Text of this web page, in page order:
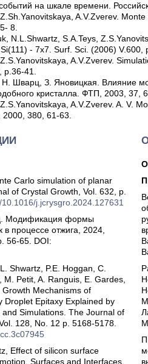
на шкале времени.
A.V.Zverev.
8.
N.L.Shwartz, S.A.Teys,
- 7x7. Surf. Sci. (2006) V.600,
A.V.Zverev.
41.
Шварц, З. Яновицкая. Влияние
кристалла. ФТП, 2003, 37,
A.V.Zverev. A. V.
380, 61-63.
Carlo simulation of planar
of Crystal Growth, Vol. 632, p.
j.jcrysgro.2024.127631
Модификация формы
процессе отжига, 2024,
56-65. DOI:
Shwartz, P.E. Hoggan, C.
Petit, A. Ranguis, E. Gardes,
Mechanisms of
Droplet Epitaxy Explained by
Simulations. The Journal of
128, No. 12 p. 5168-5178.
Effect of silicon surface
Surfaces and Interfaces,